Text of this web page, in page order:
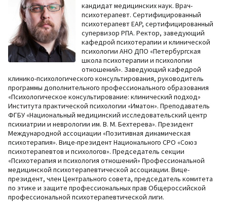
кандидат медицинских наук. Врач-
психотерапевт. Сертифицированный
психотерапевт EAP, сертифицированный
супервизор РПА. Ректор, заведующий
кафедрой психотерапии и клинической
психологии АНО ДПО «Петербургская
школа психотерапии и психологии
отношений». Заведующий кафедрой
клинико-психологического консультирования, руководитель
программы дополнительного профессионального образования
«Психологическое консультирование: клинический подход»
Института практической психологии «Иматон». Преподаватель
ФГБУ «Национальный медицинский исследовательский центр
психиатрии и неврологии им. В. М. Бехтерева». Президент
Международной ассоциации «Позитивная динамическая
психотерапия». Вице-президент Национального СРО «Союз
психотерапевтов и психологов». Председатель секции
«Психотерапия и психология отношений» Профессиональной
медицинской психотерапевтической ассоциации. Вице-
президент, член Центрального совета, председатель комитета
по этике и защите профессиональных прав Общероссийской
профессиональной психотерапевтической лиги.